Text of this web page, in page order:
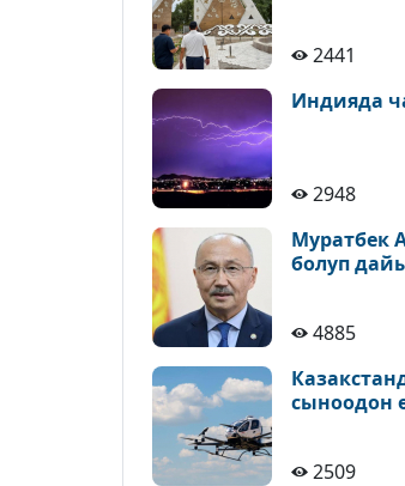
2441
Индияда
2948
Муратбек
болуп
4885
сыноодон
2509